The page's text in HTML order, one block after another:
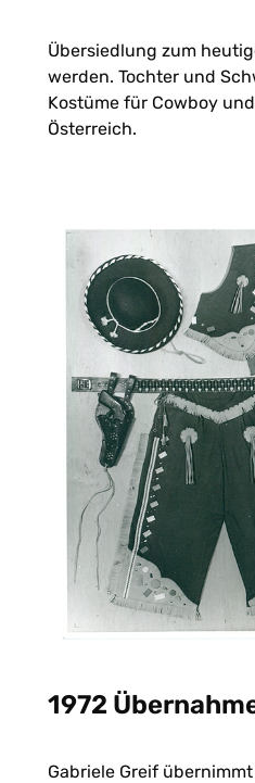
Übersiedlung zum
werden. Tochter und
Kostüme für Cowboy
Österreich.
1972
Gabriele Greif